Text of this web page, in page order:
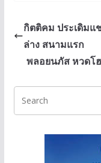
b
o
o
k
กิตติคม ประเดิม
ล่าง สนามแรก
พลอยนภัส หวดโ